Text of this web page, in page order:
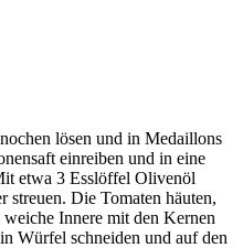
lösen und in Medaillons
einreiben und in eine
etwa 3 Esslöffel Olivenöl
streuen. Die Tomaten häuten,
Innere mit den Kernen
Würfel schneiden und auf den